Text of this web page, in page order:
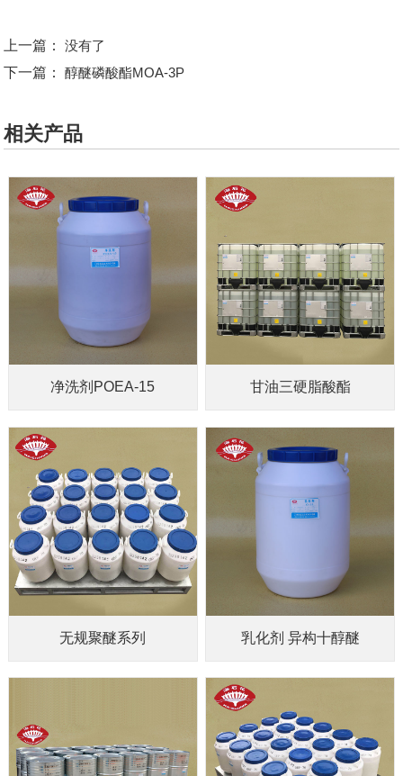
上一篇：
没有了
下一篇：
醇醚磷酸酯MOA-3P
相关产品
净洗剂POEA-15 甘油三硬脂酸酯
无规聚醚系列 乳化剂 异构十醇醚